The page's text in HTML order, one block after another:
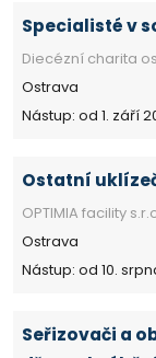
Specialisté v
Diecézní charita
Ostrava
Nástup: od 1. září
Ostatní
OPTIMIA facility
Ostrava
Nástup: od 10.
Seřizovači a